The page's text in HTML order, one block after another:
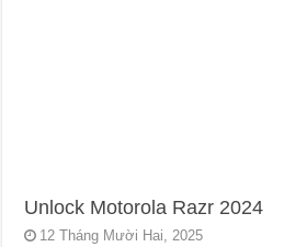
Unlock Motorola Razr 2024
12 Tháng Mười Hai, 2025